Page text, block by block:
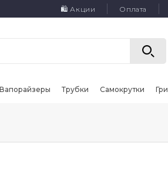
🛍 Акции Оплата
Вапорайзеры Трубки Самокрутки